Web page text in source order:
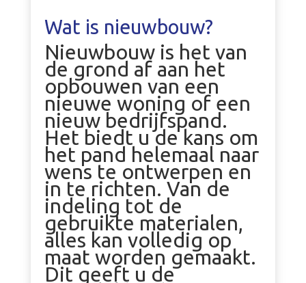
Wat is nieuwbouw?
Nieuwbouw is het van
de grond af aan het
opbouwen van een
nieuwe woning of een
nieuw bedrijfspand.
Het biedt u de kans om
het pand helemaal naar
wens te ontwerpen en
in te richten. Van de
indeling tot de
gebruikte materialen,
alles kan volledig op
maat worden gemaakt.
Dit geeft u de